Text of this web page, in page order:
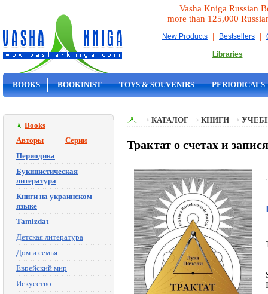
Vasha Kniga Russian
more than 125,000
New Products | Bestsellers |
Libraries
BOOKS BOOKINIST TOYS & SOUVENIRS PERIODICALS
Books
Авторы
Серии
Периодика
Букинистическая
литература
Книги на украинском
языке
Tamizdat
Детская литература
Дом и семья
Еврейский мир
Искусство
КАТАЛОГ КНИГИ
Трактат о счетах и